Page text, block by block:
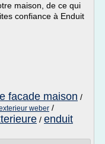
maison, de ce qui
confiance à Enduit
facade maison /
weber /
/ enduit